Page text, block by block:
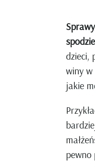
dzieci,
winy w
jakie